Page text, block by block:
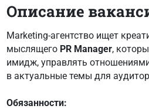
Описание
Marketing-агентство ищет
мыслящего PR Manager,
имидж, управлять
в актуальные темы для
Обязанности: